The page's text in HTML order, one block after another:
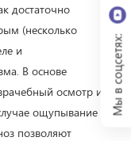
достаточно
(несколько
и
В основе
осмотр и
ощупывание
позволяют
Мы в соцсетях: